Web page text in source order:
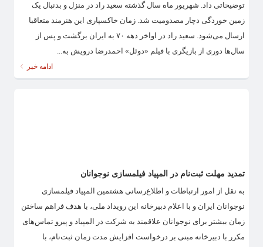
توضیحاتی داد. شهریور ماه سال گذشته سعید راد در منزل و بدنبال یک
زمین خوردگی دچار مصدومیت شد. زمان خاکسپاری این هنرمند متعاقبا
ارسال می‌شود. سعید راد در اواخر دهه ۷۰ به ایران برگشت و پس از
سال‌ها دوری از بازیگری با فیلم «دوئل» احمدرضا درویش به...
ادامه خبر
تمدید مهلت ثبت‌نام در المپیاد فیلمسازی نوجوانان
به نقل از امور ارتباطات و اطلاع‌رسانی هشتمین المپیاد فیلمسازی
نوجوانان ایران و با اعلام دبیرخانه این رویداد ملی، با هدف فراهم ساختن
زمان بیشتر برای نوجوانان علاقمند به شرکت در المپیاد و پیرو تماس‌های
مکرر با دبیرخانه مبنی بر درخواست افزایش مدت زمان ثبت‌نام، با